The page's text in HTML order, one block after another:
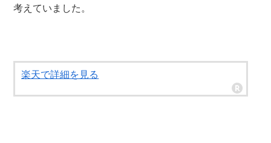
考えていました。
楽天で詳細を見る